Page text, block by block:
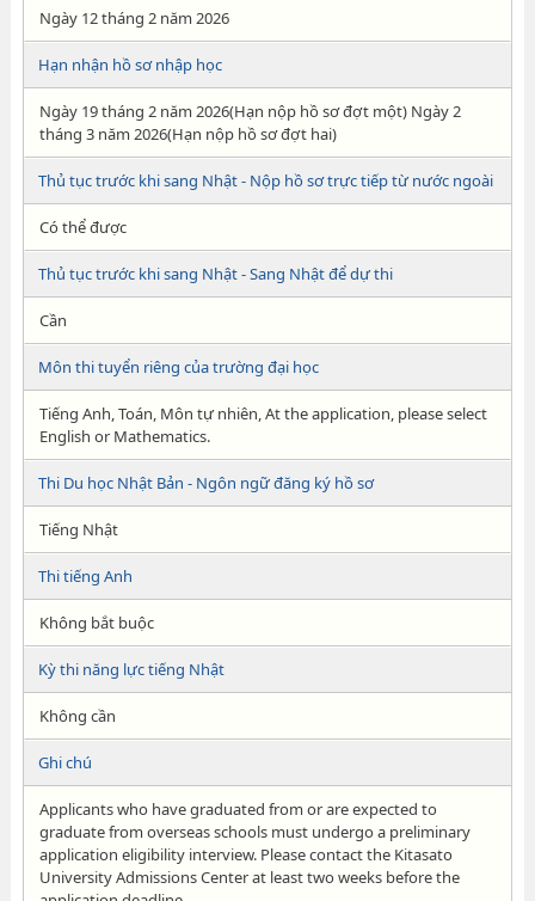
Ngày 12 tháng 2 năm 2026
Hạn nhận hồ sơ nhập học
Ngày 19 tháng 2 năm 2026(Hạn nộp hồ sơ đợt một) Ngày 2
tháng 3 năm 2026(Hạn nộp hồ sơ đợt hai)
Thủ tục trước khi sang Nhật - Nộp hồ sơ trực tiếp từ nước ngoài
Có thể được
Thủ tục trước khi sang Nhật - Sang Nhật để dự thi
Cần
Môn thi tuyển riêng của trường đại học
Tiếng Anh, Toán, Môn tự nhiên, At the application, please select
English or Mathematics.
Thi Du học Nhật Bản - Ngôn ngữ đăng ký hồ sơ
Tiếng Nhật
Thi tiếng Anh
Không bắt buộc
Kỳ thi năng lực tiếng Nhật
Không cần
Ghi chú
Applicants who have graduated from or are expected to
graduate from overseas schools must undergo a preliminary
application eligibility interview. Please contact the Kitasato
University Admissions Center at least two weeks before the